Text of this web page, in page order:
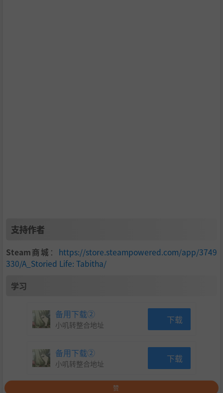
到的乐趣
支持作者
Steam商城 ： https://store.steampowered.com/app/3749
330/A_Storied Life: Tabitha/
学习
备用下载②
小叽转整合地址 下载
备用下载②
小叽转整合地址 下载
赞